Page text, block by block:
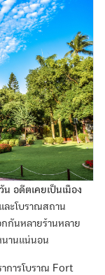
อดีตเคยเป็นเมือง
ละโบราณสถาน
กันหลายร้านหลาย
นานแน่นอน
การโบราณ Fort